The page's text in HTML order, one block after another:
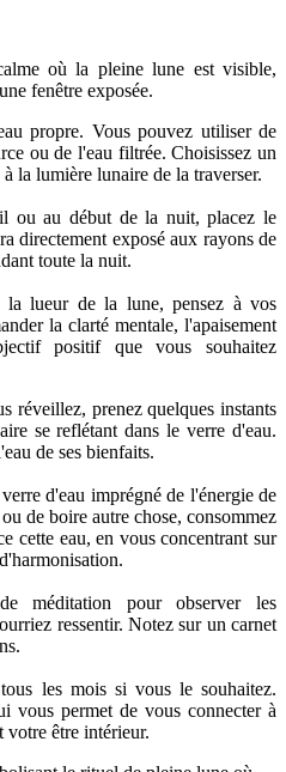
où la pleine lune est visible,
fenêtre exposée.
propre. Vous pouvez utiliser de
ou de l'eau filtrée. Choisissez un
la lumière lunaire de la traverser.
ou au début de la nuit, placez le
directement exposé aux rayons de
toute la nuit.
la lueur de la lune, pensez à vos
la clarté mentale, l'apaisement
positif que vous souhaitez
réveillez, prenez quelques instants
se reflétant dans le verre d'eau.
de ses bienfaits.
d'eau imprégné de l'énergie de
de boire autre chose, consommez
cette eau, en vous concentrant sur
méditation pour observer les
ressentir. Notez sur un carnet
les mois si vous le souhaitez.
vous permet de vous connecter à
être intérieur.